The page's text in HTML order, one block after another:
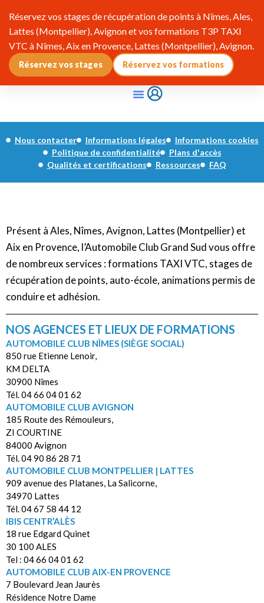
Réservez vos stages de récupération de points à Nîmes, Ales,
Lattes (Montpellier), Avignon et vos formations T3P TAXI
VTC à Nîmes, Aix en Provence, Lattes (Montpellier), Avignon.
Réservez vos stages Réservez vos formations
Nous contacter Informations légales
Informations cookies
Politique de confidentialité
Plans d'accès
Qualités et certifications
Ressources FAQ
Présent à Ales, Nîmes, Avignon, Lattes (Montpellier) et
Aix en Provence, l’Automobile Club Grand Sud vous offre
de nombreux services : formations TAXI VTC, stages de
récupération de points, auto-école, animations permis de
conduire et adhésion.
NOS AGENCES ET LIEUX DE FORMATIONS
AUTOMOBILE CLUB NÎMES (SIÈGE SOCIAL)
850 rue Etienne Lenoir,
KM DELTA
30900 Nîmes
Tél. 04 66 04 01 62
AUTOMOBILE CLUB AVIGNON
185 Route des Rémouleurs,
ZI COURTINE
84000 Avignon
Tél. 04 90 86 28 71
AUTOMOBILE CLUB MONTPELLIER | LATTES
909 avenue des Platanes, La Salicorne,
34970 Lattes
Tél. 04 67 58 44 12
IBIS CENTR’ALÈS
18 rue Edgard Quinet
30 100 ALES
Tel : 04 66 04 01 62
AUTOMOBILE CLUB AIX-EN PROVENCE
7 Boulevard Jean Jaurès
Résidence Notre Dame